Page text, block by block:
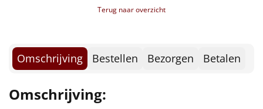
POPULAIR
Deken (fleece plaid)
Alle artikelen
Terug naar overzicht
Omschrijving Bestellen Bezorgen Betalen
Omschrijving: